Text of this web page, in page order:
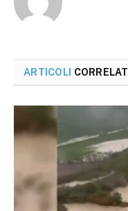
ARTICOLI CORRELATI